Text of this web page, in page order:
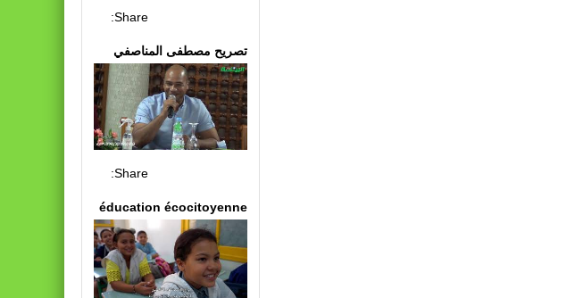
Share:
تصريح مصطفى المناصفي
Share:
éducation écocitoyenne